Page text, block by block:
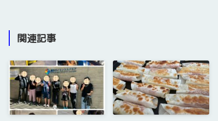
関連記事